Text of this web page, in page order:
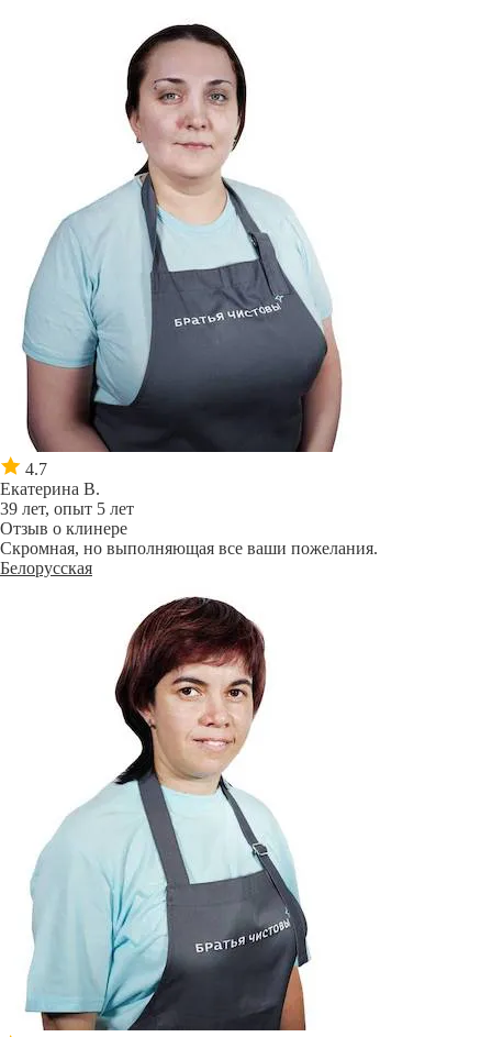
4.7
Екатерина В.
39 лет, опыт 5 лет
Отзыв о клинере
Скромная, но выполняющая все ваши пожелания.
Белорусская